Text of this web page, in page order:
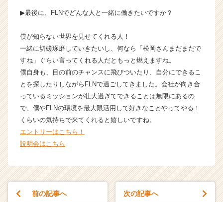
活
ト
チ
ア
キ
ャ
リ
ア
h
e
C
▶︎最後に、FLNでどんな人と一緒に働きたいですか？
僕が知らない世界を見せてくれる人！
一緒に切磋琢磨していきたいし、何なら「松岡さんまだまだで
すね」ぐらい言ってくれる人だともっと燃えますね。
僕自身も、目の前のチャンスに飛びついたり、自分にできるこ
とを探したりしながらFLNで過ごしてきました。会社が向き合
っているミッションが壮大過ぎてできることは無限にあるの
で、僕やFLNの環境を最大限活用して好きなことやってやる！
くらいの気持ちで来てくれると嬉しいですね。
エントリーはこちら！
説明会はこちら
前の記事へ 次の記事へ